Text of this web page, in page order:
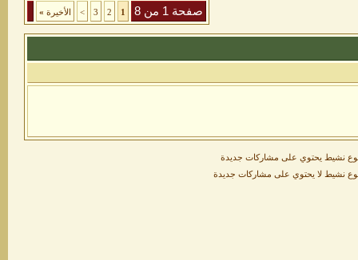
صفحة 1 من 8 1
2
3
> الأخيرة »
نشيط يحتوي على مشاركات جديدة
نشيط لا يحتوي على مشاركات جديدة